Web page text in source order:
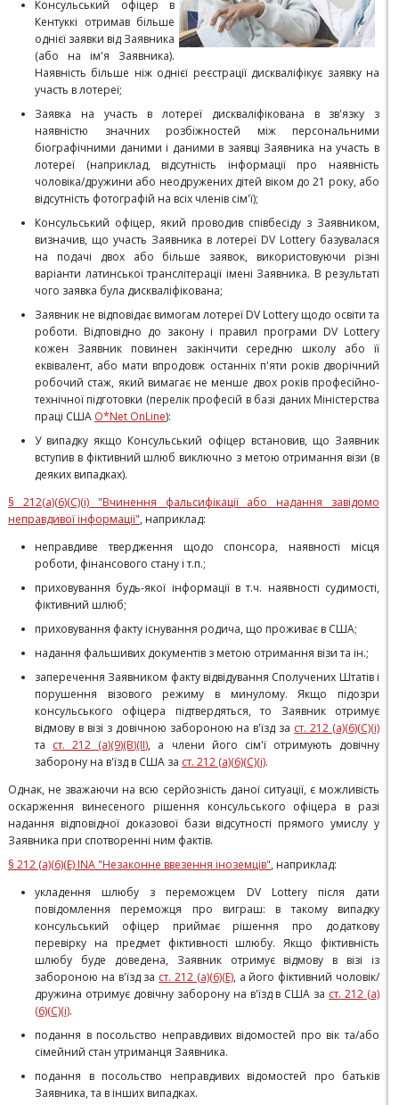
Консульський офіцер в
Кентуккі отримав більше
однієї заявки від Заявника
(або на ім'я Заявника).
Наявність більше ніж однієї реєстрації дискваліфікує заявку на
участь в лотереї;
Заявка на участь в лотереї дискваліфікована в зв'язку з
наявністю значних розбіжностей між персональними
біографічними даними і даними в заявці Заявника на участь в
лотереї (наприклад, відсутність інформації про наявність
чоловіка/дружини або неодружених дітей віком до 21 року, або
відсутність фотографій на всіх членів сім'ї);
Консульський офіцер, який проводив співбесіду з Заявником,
визначив, що участь Заявника в лотереї DV Lottery базувалася
на подачі двох або більше заявок, використовуючи різні
варіанти латинської транслітерації імені Заявника. В результаті
чого заявка була дискваліфікована;
Заявник не відповідає вимогам лотереї DV Lottery щодо освіти та
роботи. Відповідно до закону і правил програми DV Lottery
кожен Заявник повинен закінчити середню школу або її
еквівалент, або мати впродовж останніх п'яти років дворічний
робочий стаж, який вимагає не менше двох років професійно-
технічної підготовки (перелік професій в базі даних Міністерства
праці США O*Net OnLine):
У випадку якщо Консульський офіцер встановив, що Заявник
вступив в фіктивний шлюб виключно з метою отримання візи (в
деяких випадках).
§ 212(a)(6)(C)(i) "Вчинення фальсифікації або надання завідомо
неправдивої інформації", наприклад:
неправдиве твердження щодо спонсора, наявності місця
роботи, фінансового стану і т.п.;
приховування будь-якої інформації в т.ч. наявності судимості,
фіктивний шлюб;
приховування факту існування родича, що проживає в США;
надання фальшивих документів з метою отримання візи та ін.;
заперечення Заявником факту відвідування Сполучених Штатів і
порушення візового режиму в минулому. Якщо підозри
консульського офіцера підтвердяться, то Заявник отримує
відмову в візі з довічною забороною на в'їзд за ст. 212 (а)(6)(C)(i)
та ст. 212 (a)(9)(В)(II), а члени його сім'ї отримують довічну
заборону на в'їзд в США за ст. 212 (а)(6)(C)(i).
Однак, не зважаючи на всю серйозність даної ситуації, є можливість
оскарження винесеного рішення консульського офіцера в разі
надання відповідної доказової бази відсутності прямого умислу у
Заявника при спотворенні ним фактів.
§ 212 (а)(6)(Е) INA "Незаконне ввезення іноземців", наприклад:
укладення шлюбу з переможцем DV Lottery після дати
повідомлення переможця про виграш: в такому випадку
консульський офіцер приймає рішення про додаткову
перевірку на предмет фіктивності шлюбу. Якщо фіктивність
шлюбу буде доведена, Заявник отримує відмову в візі із
забороною на в'їзд за ст. 212 (а)(6)(Е), а його фіктивний чоловік/
дружина отримує довічну заборону на в'їзд в США за ст. 212 (а)
(6)(C)(i).
подання в посольство неправдивих відомостей про вік та/або
сімейний стан утриманця Заявника.
подання в посольство неправдивих відомостей про батьків
Заявника, та в інших випадках.